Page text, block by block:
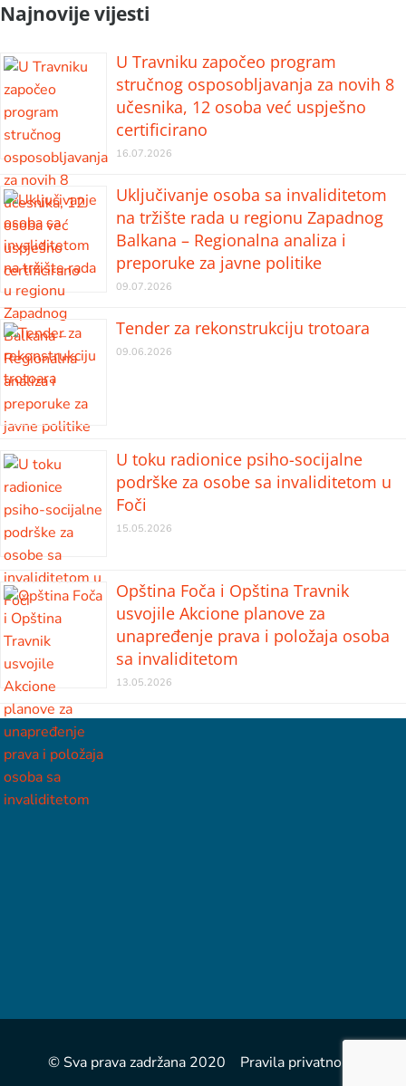
Najnovije vijesti
U Travniku započeo program
stručnog osposobljavanja za novih 8
učesnika, 12 osoba već uspješno
certificirano
16.07.2026
Uključivanje osoba sa invaliditetom
na tržište rada u regionu Zapadnog
Balkana – Regionalna analiza i
preporuke za javne politike
09.07.2026
Tender za rekonstrukciju trotoara
09.06.2026
U toku radionice psiho-socijalne
podrške za osobe sa invaliditetom u
Foči
15.05.2026
Opština Foča i Opština Travnik
usvojile Akcione planove za
unapređenje prava i položaja osoba
sa invaliditetom
13.05.2026
© Sva prava zadržana 2020 Pravila privatnosti